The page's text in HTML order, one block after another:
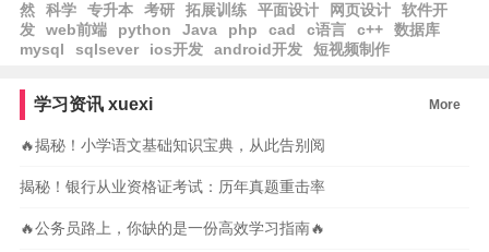
然
科学 专升本 考研 拓展训练 平面设计 网页设计
软件开
发
web前端 python Java php cad c语言 c++
数据库
mysql
sqlsever ios开发 android开发 短视频制作
学习资讯 xuexi More
🔥揭秘！小学语文基础知识宝典，从此告别阅
揭秘！银行从业资格证考试：历年真题重击率
🔥公务员路上，你缺的是一份高效学习指南🔥